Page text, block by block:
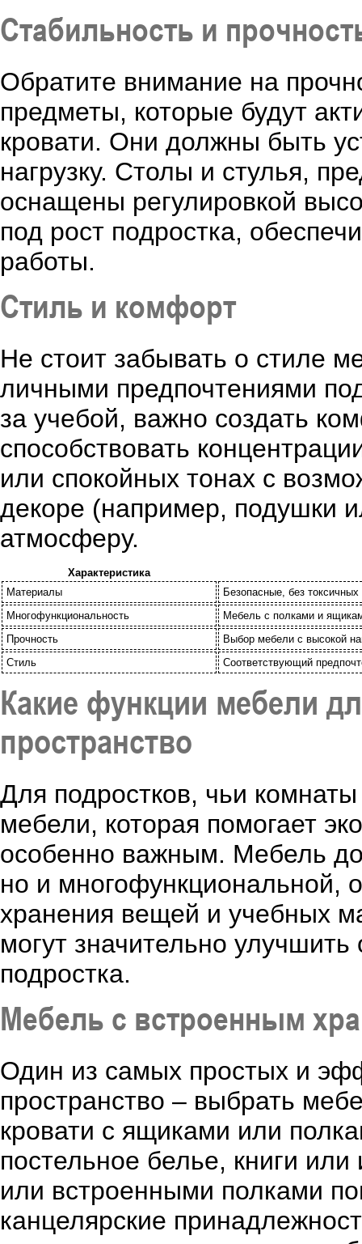
Стабильность и
Обратите внимание на
предметы, которые будут
кровати. Они должны быть
нагрузку. Столы и стулья,
оснащены регулировкой
под рост подростка,
работы.
Стиль и комфорт
Не стоит забывать о стиле
личными предпочтениями
за учебой, важно создать
способствовать
или спокойных тонах с
декоре (например, подушки
атмосферу.
Характеристика
Материалы
Безопасные, без
Многофункциональность
Мебель с полками и
Прочность
Выбор мебели с высокой
Стиль
Соответствующий
Какие функции мебели
пространство
Для подростков, чьи
мебели, которая помогает
особенно важным. Мебель
но и многофункциональной,
хранения вещей и учебных
могут значительно
подростка.
Мебель с встроенным
Один из самых простых и
пространство – выбрать
кровати с ящиками или
постельное белье, книги
или встроенными полками
канцелярские